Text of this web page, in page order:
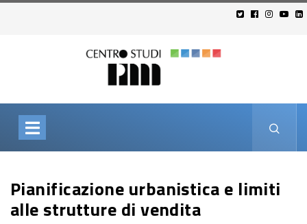
Pianificazione urbanistica e limiti
alle strutture di vendita